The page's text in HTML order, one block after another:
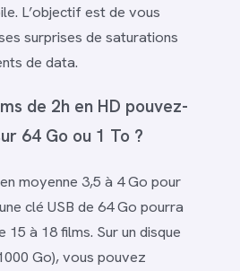
L’objectif est de vous
surprises de saturations
de data.
de 2h en HD pouvez-
64 Go ou 1 To ?
moyenne 3,5 à 4 Go pour
clé USB de 64 Go pourra
15 à 18 films. Sur un disque
Go), vous pouvez